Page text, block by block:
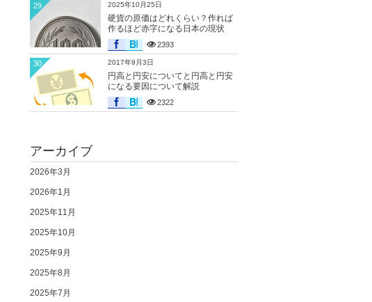
2025年10月25日
硬貨の原価はどれくらい？作れば
作るほど赤字になる日本の現状
2393
29
2017年9月3日
円高と円安についてと円高と円安
になる要因について解説
2322
30
アーカイブ
2026年3月
2026年1月
2025年11月
2025年10月
2025年9月
2025年8月
2025年7月